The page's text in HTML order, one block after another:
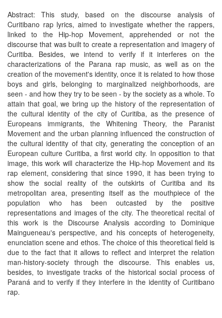
Abstract: This study, based on the discourse analysis of
Curitibano rap lyrics, aimed to investigate whether the rappers,
linked to the Hip-hop Movement, apprehended or not the
discourse that was built to create a representation and imagery of
Curitiba. Besides, we intend to verify if it interferes on the
characterizations of the Parana rap music, as well as on the
creation of the movement's identity, once it is related to how those
boys and girls, belonging to marginalized neighborhoods, are
seen - and how they try to be seen - by the society as a whole. To
attain that goal, we bring up the history of the representation of
the cultural identity of the city of Curitiba, as the presence of
Europeans immigrants, the Whitening Theory, the Paranist
Movement and the urban planning influenced the construction of
the cultural identity of that city, generating the conception of an
European culture Curitiba, a first world city. In opposition to that
image, this work will characterize the Hip-hop Movement and its
rap element, considering that since 1990, it has been trying to
show the social reality of the outskirts of Curitiba and its
metropolitan area, presenting itself as the mouthpiece of the
population who has been outcasted by the positive
representations and images of the city. The theoretical recital of
this work is the Discourse Analysis according to Dominique
Maingueneau's perspective, and his concepts of heterogeneity,
enunciation scene and ethos. The choice of this theoretical field is
due to the fact that it allows to reflect and interpret the relation
man-history-society through the discourse. This enables us,
besides, to investigate tracks of the historical social process of
Paraná and to verify if they interfere in the identity of Curitibano
rap.